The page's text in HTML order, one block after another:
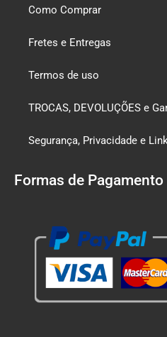
Como Comprar
Fretes e Entregas
Termos de uso
TROCAS, DEVOLUÇÕES e
Segurança, Privacidade e
Formas de Pagamento